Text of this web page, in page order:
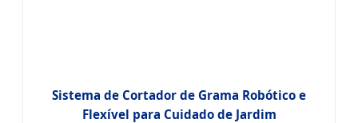
Sistema de Cortador de Grama Robótico e
Flexível para Cuidado de Jardim